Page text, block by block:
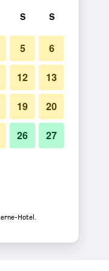
S S
5 6
12 13
19 20
26 27
Hotel.